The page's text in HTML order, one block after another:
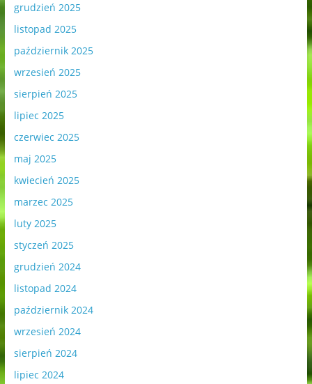
grudzień 2025
listopad 2025
październik 2025
wrzesień 2025
sierpień 2025
lipiec 2025
czerwiec 2025
maj 2025
kwiecień 2025
marzec 2025
luty 2025
styczeń 2025
grudzień 2024
listopad 2024
październik 2024
wrzesień 2024
sierpień 2024
lipiec 2024